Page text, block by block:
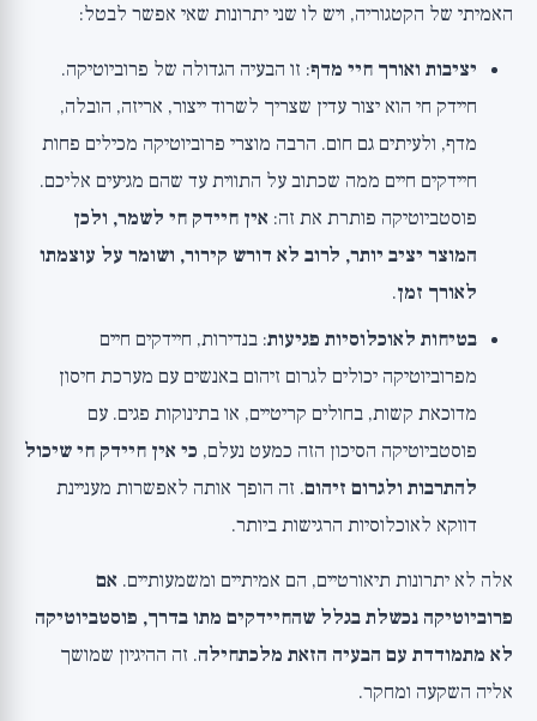
האמיתי של הקטגוריה, ויש לו שני יתרונות שאי אפשר לבטל:
יציבות ואורך חיי מדף: זו הבעיה הגדולה של פרוביוטיקה.
חיידק חי הוא יצור עדין שצריך לשרוד ייצור, אריזה, הובלה,
מדף, ולעיתים גם חום. הרבה מוצרי פרוביוטיקה מכילים פחות
חיידקים חיים ממה שכתוב על התווית עד שהם מגיעים אליכם.
פוסטביוטיקה פותרת את זה: אין חיידק חי לשמר, ולכן
המוצר יציב יותר, לרוב לא דורש קירור, ושומר על עוצמתו
לאורך זמן.
בטיחות לאוכלוסיות פגיעות: בנדירות, חיידקים חיים
מפרוביוטיקה יכולים לגרום זיהום באנשים עם מערכת חיסון
מדוכאת קשות, בחולים קריטיים, או בתינוקות פגים. עם
פוסטביוטיקה הסיכון הזה כמעט נעלם, כי אין חיידק חי שיכול
להתרבות ולגרום זיהום. זה הופך אותה לאפשרות מעניינת
דווקא לאוכלוסיות הרגישות ביותר.
אלה לא יתרונות תיאורטיים, הם אמיתיים ומשמעותיים. אם
פרוביוטיקה נכשלת בגלל שהחיידקים מתו בדרך, פוסטביוטיקה
לא מתמודדת עם הבעיה הזאת מלכתחילה. זה ההיגיון שמושך
אליה השקעה ומחקר.